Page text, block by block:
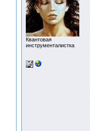
Квантовая
инструменталистка